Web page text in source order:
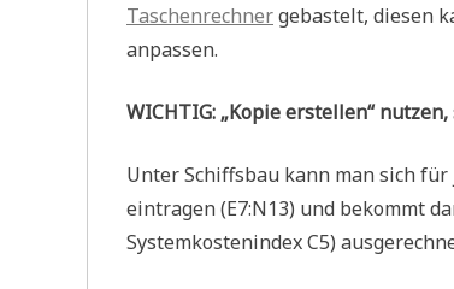
Taschenrechnergebastelt, diesen
anpassen.
WICHTIG: „Kopie erstellen“
Unter Schiffsbau kann man sich
eintragen (E7:N13) und bekommt
Systemkostenindex C5)